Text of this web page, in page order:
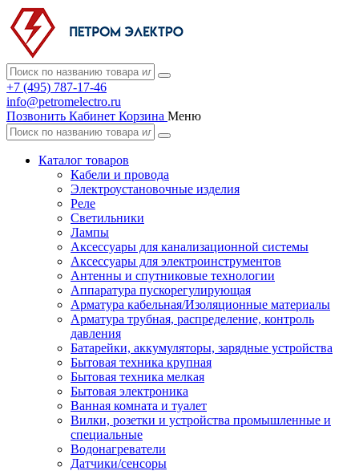
+7 (495) 787-17-46
info@petromelectro.ru
Позвонить Кабинет Корзина Меню
Каталог товаров
Кабели и провода
Электроустановочные изделия
Реле
Светильники
Лампы
Аксессуары для канализационной системы
Аксессуары для электроинструментов
Антенны и спутниковые технологии
Аппаратура пускорегулирующая
Арматура кабельная/Изоляционные материалы
Арматура трубная, распределение, контроль
давления
Батарейки, аккумуляторы, зарядные устройства
Бытовая техника крупная
Бытовая техника мелкая
Бытовая электроника
Ванная комната и туалет
Вилки, розетки и устройства промышленные и
специальные
Водонагреватели
Датчики/сенсоры